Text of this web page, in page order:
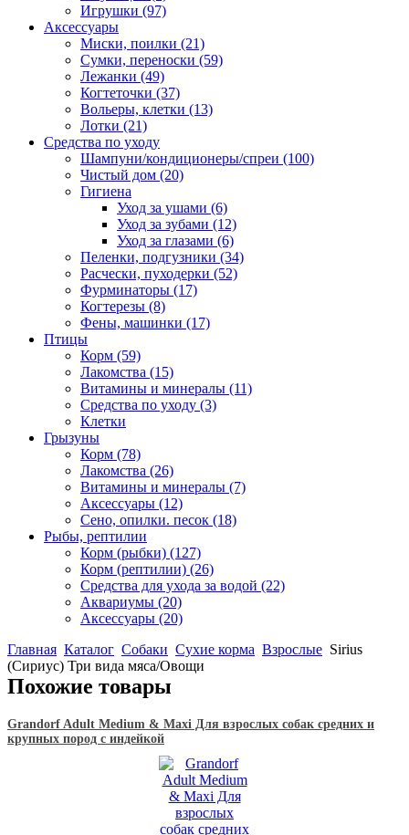
Игрушки (97)
Аксессуары
Миски, поилки (21)
Сумки, переноски (59)
Лежанки (49)
Когтеточки (37)
Вольеры, клетки (13)
Лотки (21)
Средства по уходу
Шампуни/кондиционеры/спреи (100)
Чистый дом (20)
Гигиена
Уход за ушами (6)
Уход за зубами (12)
Уход за глазами (6)
Пеленки, подгузники (34)
Расчески, пуходерки (52)
Фурминаторы (17)
Когтерезы (8)
Фены, машинки (17)
Птицы
Корм (59)
Лакомства (15)
Витамины и минералы (11)
Средства по уходу (3)
Клетки
Грызуны
Корм (78)
Лакомства (26)
Витамины и минералы (7)
Аксессуары (12)
Сено, опилки. песок (18)
Рыбы, рептилии
Корм (рыбки) (127)
Корм (рептилии) (26)
Средства для ухода за водой (22)
Аквариумы (20)
Аксессуары (20)
Главная Каталог Собаки Сухие корма Взрослые Sirius
(Сириус) Три вида мяса/Овощи
Похожие товары
Grandorf Adult Medium & Maxi Для взрослых собак средних и
крупных пород с индейкой